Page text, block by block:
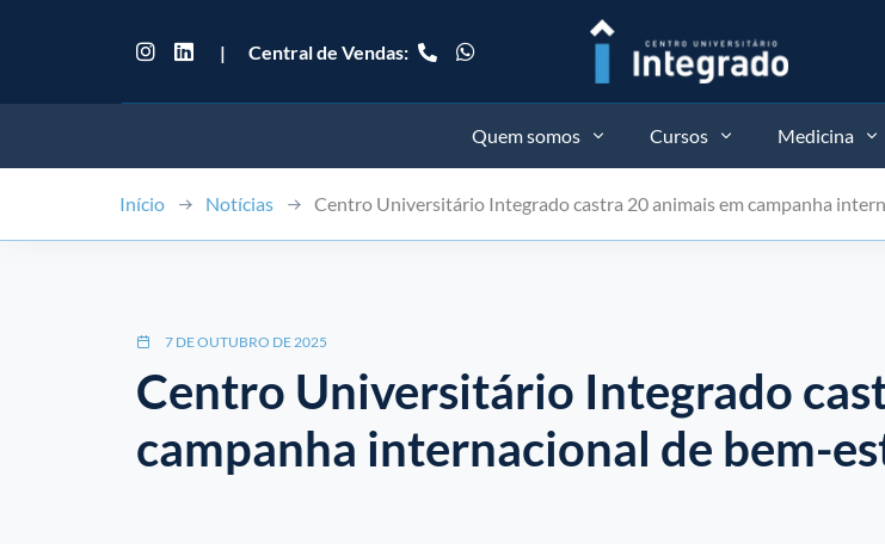
| Central de Vendas:
Quem somos Cursos Medicina
Início Notícias Centro Universitário Integrado castra 20 animais em campanha
7 DE OUTUBRO DE 2025
Centro Universitário Integrado
campanha internacional de bem-